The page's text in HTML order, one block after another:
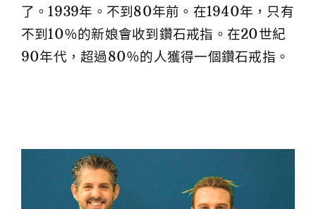
了。1939年。不到80年前。在1940年，只有
不到10％的新娘會收到鑽石戒指。在20世紀
90年代，超過80％的人獲得一個鑽石戒指。